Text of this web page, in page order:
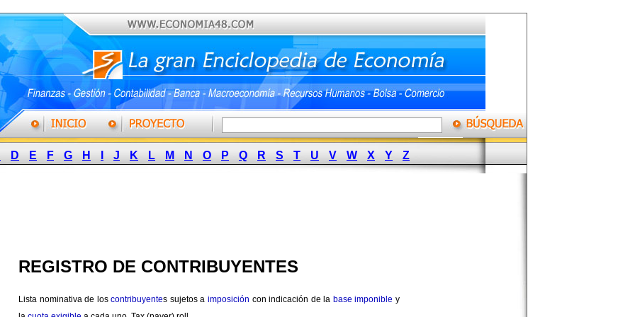
D E F G H J K L M N O P Q R S T U V W X Y Z
REGISTRO DE CONTRIBUYENTES
Lista nominativa de loscontribuyentes sujetos aimposición con indicación de la base imponible y